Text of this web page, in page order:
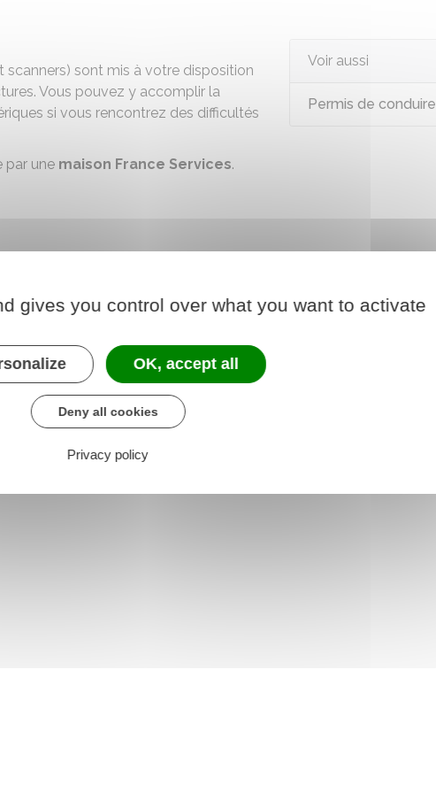
scanners) sont mis à votre disposition
Vous pouvez y accomplir la
si vous rencontrez des difficultés
par une maison France Services.
Voir aussi
Permis de conduire
gives you control over what you want to activate
OK, accept all
Deny all cookies
Privacy policy